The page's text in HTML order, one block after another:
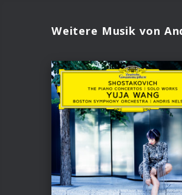
Weitere Musik von